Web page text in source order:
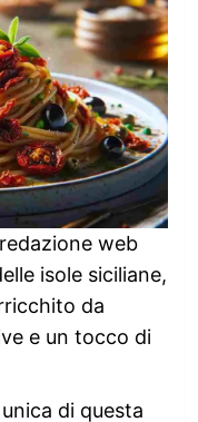
web
isole siciliane,
da
e un tocco di
di questa